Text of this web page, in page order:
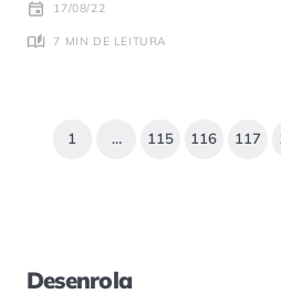
17/08/22
7 MIN DE LEITURA
1 … 115 116 117
Desenrola